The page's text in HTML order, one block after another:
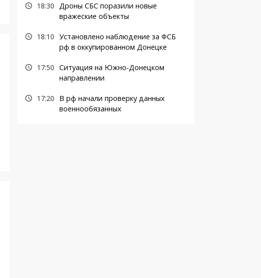
18:30 Дроны СБС поразили новые
вражеские объекты
18:10 Установлено наблюдение за ФСБ
рф в оккупированном Донецке
17:50 Ситуация на Южно-Донецком
направлении
17:20
В рф начали проверку данных
военнообязанных